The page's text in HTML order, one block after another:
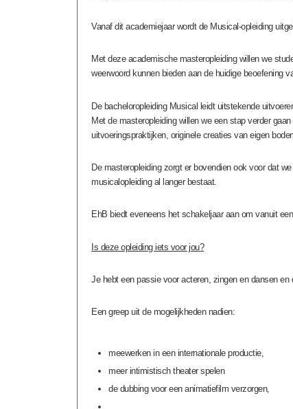
Vanaf dit academiejaar wordt de Musical-opleiding
Met deze academische masteropleiding willen we
weerwoord kunnen bieden aan de huidige beoefening
De bacheloropleiding Musical leidt uitstekende
Met de masteropleiding willen we een stap verder
uitvoeringspraktijken, originele creaties van eigen
De masteropleiding zorgt er bovendien ook voor dat
musicalopleiding al langer bestaat.
EhB biedt eveneens het schakeljaar aan om vanuit
Is deze opleiding iets voor jou?
Je hebt een passie voor acteren, zingen en dansen
Een greep uit de mogelijkheden nadien:
meewerken in een internationale productie,
meer intimistisch theater spelen
de dubbing voor een animatiefilm verzorgen,